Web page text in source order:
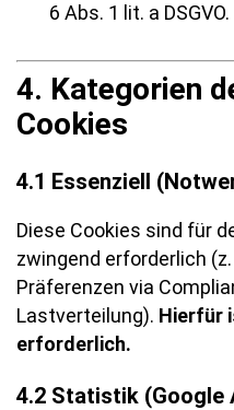
6 Abs. 1 lit. a DSGVO.
4. Kategorien
Cookies
4.1 Essenziell
Diese Cookies sind für
zwingend erforderlich
Präferenzen via
Lastverteilung). Hierfür
erforderlich.
4.2 Statistik (Google